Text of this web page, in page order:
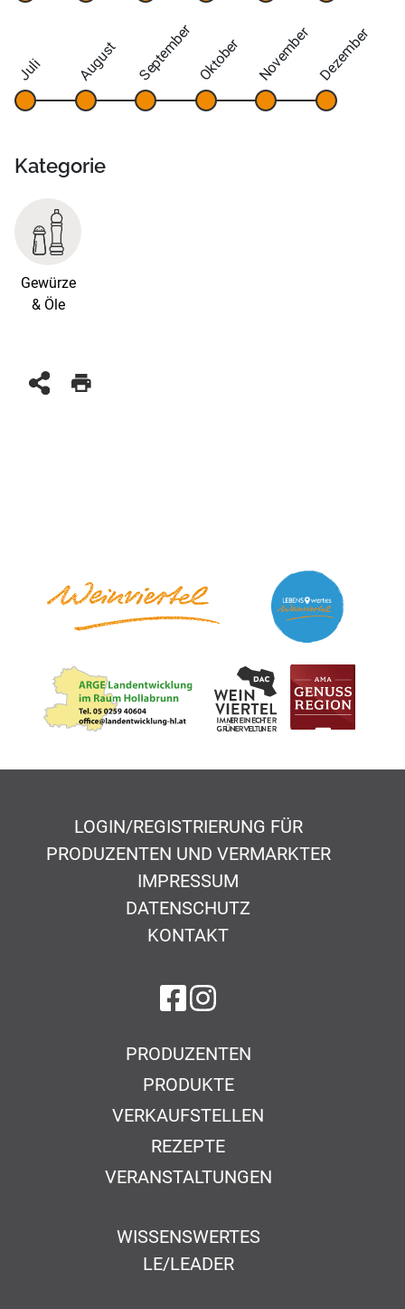
Juli August September Oktober November Dezember
Kategorie
Gewürze
& Öle
LOGIN/REGISTRIERUNG FÜR
PRODUZENTEN UND VERMARKTER
IMPRESSUM
DATENSCHUTZ
KONTAKT
auf Facebook
auf Instagram
PRODUZENTEN
PRODUKTE
VERKAUFSTELLEN
REZEPTE
VERANSTALTUNGEN
WISSENSWERTES
LE/LEADER